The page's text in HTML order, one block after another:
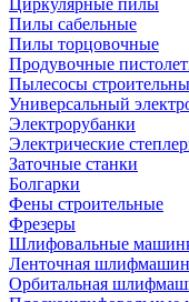
Циркулярные пилы
Пилы сабельные
Пилы торцовочные
Продувочные
Пылесосы
Универсальный
Электрорубанки
Электрические
Заточные станки
Болгарки
Фены строительные
Фрезеры
Шлифовальные
Ленточная
Орбитальная